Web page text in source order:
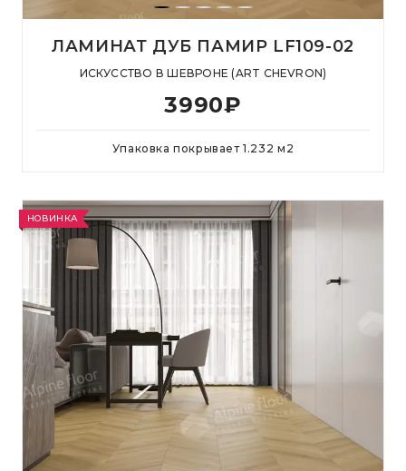
ЛАМИНАТ ДУБ ПАМИР LF109-02
ИСКУССТВО В ШЕВРОНЕ (ART CHEVRON)
3990₽
Упаковка покрывает1.232 м 2
НОВИНКА